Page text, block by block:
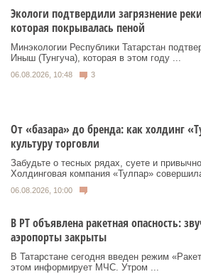
Экологи подтвердили загрязнение
которая покрывалась пеной
Минэкологии Республики Татарстан
Иныш (Тунгуча), которая в этом году ...
06.08.2026, 10:48 3
От «базара» до бренда: как холдинг
культуру торговли
Забудьте о тесных рядах, суете и
Холдинговая компания «Тулпар»
06.08.2026, 10:00
В РТ объявлена ракетная опасность:
аэропорты закрыты
В Татарстане сегодня введен режим
этом информирует МЧС. Утром ...